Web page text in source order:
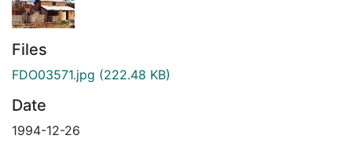
Files
FDO03571.jpg (222.48 KB)
Date
1994-12-26